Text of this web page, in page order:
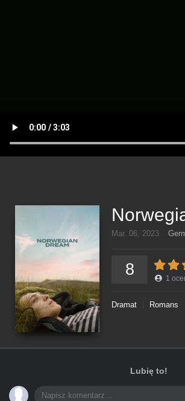
Mar. 06, 2023
8 1
Dramat Romans
Lubię to!